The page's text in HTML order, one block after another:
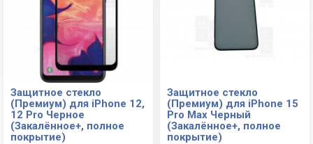
Защитное стекло
(Премиум) для iPhone 12,
12 Pro Черное
(Закалённое+, полное
покрытие)
Защитное стекло
(Премиум) для iPhone 15
Pro Max Черный
(Закалённое+, полное
покрытие)